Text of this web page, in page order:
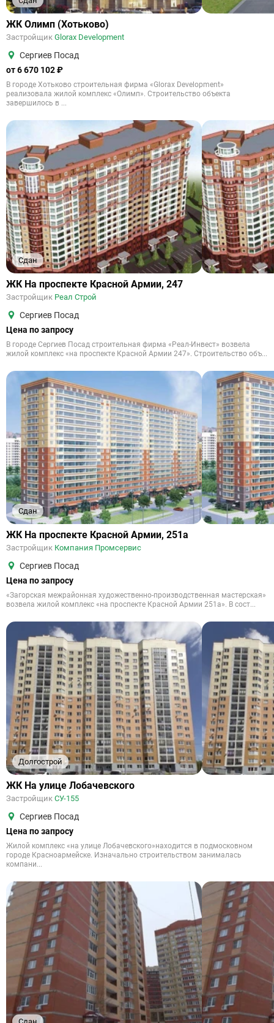
ЖК Олимп (Хотьково)
Застройщик Glorax Development
Сергиев Посад
от 6 670 102 ₽
В городе Хотьково строительная фирма «Glorax Development»
реализовала жилой комплекс «Олимп». Строительство объекта
завершилось в ...
Сдан
ЖК На проспекте Красной Армии, 247
Застройщик Реал Строй
Сергиев Посад
Цена по запросу
В городе Сергиев Посад строительная фирма «Реал-Инвест» возвела
жилой комплекс «на проспекте Красной Армии 247». Строительство объ...
Сдан
ЖК На проспекте Красной Армии, 251а
Застройщик Компания Промсервис
Сергиев Посад
Цена по запросу
«Загорская межрайонная художественно-производственная мастерская»
возвела жилой комплекс «на проспекте Красной Армии 251а». В сост...
Долгострой
ЖК На улице Лобачевского
Застройщик СУ-155
Сергиев Посад
Цена по запросу
Жилой комплекс «на улице Лобачевского»находится в подмосковном
городе Красноармейске. Изначально строительством занималась
компани...